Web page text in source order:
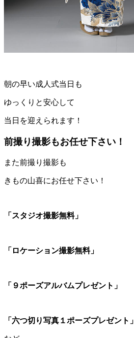
朝の早い成人式当日も
ゆっくりと安心して
当日を迎えられます！
前撮り撮影もお任せ下さい！
また前撮り撮影も
きもの山喜にお任せ下さい！
「スタジオ撮影無料」
「ロケーション撮影無料」
「９ポーズアルバムプレゼント」
「六つ切り写真１ポーズプレゼント」